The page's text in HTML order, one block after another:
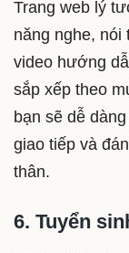
Trang web lý
năng nghe, nói
video hướng
sắp xếp theo
bạn sẽ dễ
giao tiếp và
thân.
6. Tuyển